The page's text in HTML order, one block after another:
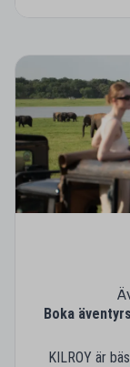
Boka
KILROY är